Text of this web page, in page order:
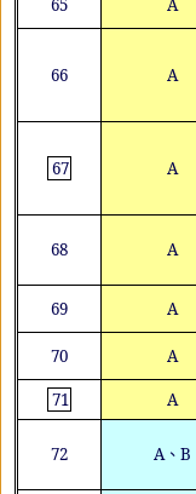
65 A
66 A
67 A
68 A
69 A
70
A
71
A
72 A、 B